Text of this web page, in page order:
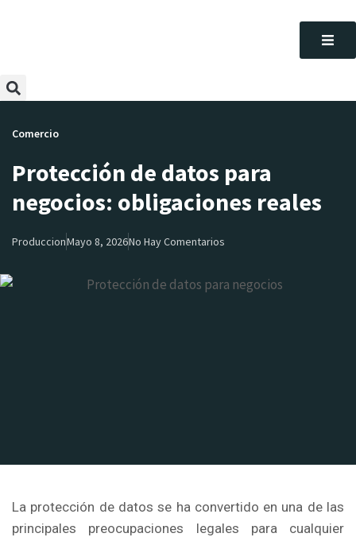
Comercio
Protección de datos para
negocios: obligaciones reales
ProduccionMayo 8, 2026No Hay Comentarios
La protección de datos se ha convertido en una de las
principales preocupaciones legales para cualquier